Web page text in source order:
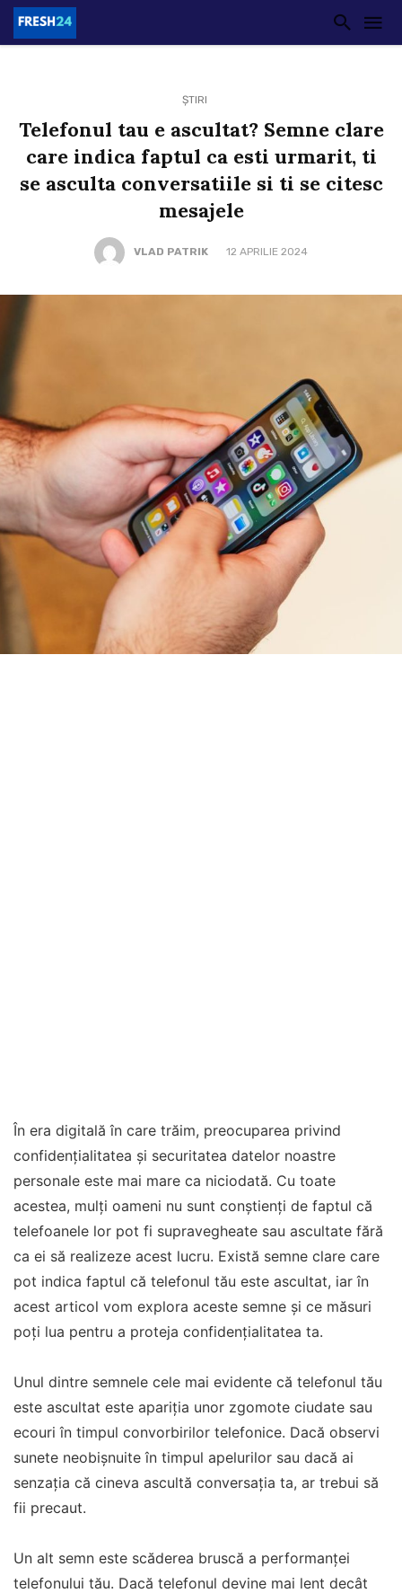
ȘTIRI
Telefonul tau e ascultat? Semne clare
care indica faptul ca esti urmarit, ti
se asculta conversatiile si ti se citesc
mesajele
VLAD PATRIK 12 APRILIE 2024
În era digitală în care trăim, preocuparea privind
confidențialitatea și securitatea datelor noastre
personale este mai mare ca niciodată. Cu toate
acestea, mulți oameni nu sunt conștienți de faptul că
telefoanele lor pot fi supravegheate sau ascultate fără
ca ei să realizeze acest lucru. Există semne clare care
pot indica faptul că telefonul tău este ascultat, iar în
acest articol vom explora aceste semne și ce măsuri
poți lua pentru a proteja confidențialitatea ta.
Unul dintre semnele cele mai evidente că telefonul tău
este ascultat este apariția unor zgomote ciudate sau
ecouri în timpul convorbirilor telefonice. Dacă observi
sunete neobișnuite în timpul apelurilor sau dacă ai
senzația că cineva ascultă conversația ta, ar trebui să
fii precaut.
Un alt semn este scăderea bruscă a performanței
telefonului tău. Dacă telefonul devine mai lent decât